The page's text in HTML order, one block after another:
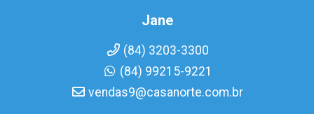
Jane
(84) 3203-3300
(84) 99215-9221
vendas9@casanorte.com.br